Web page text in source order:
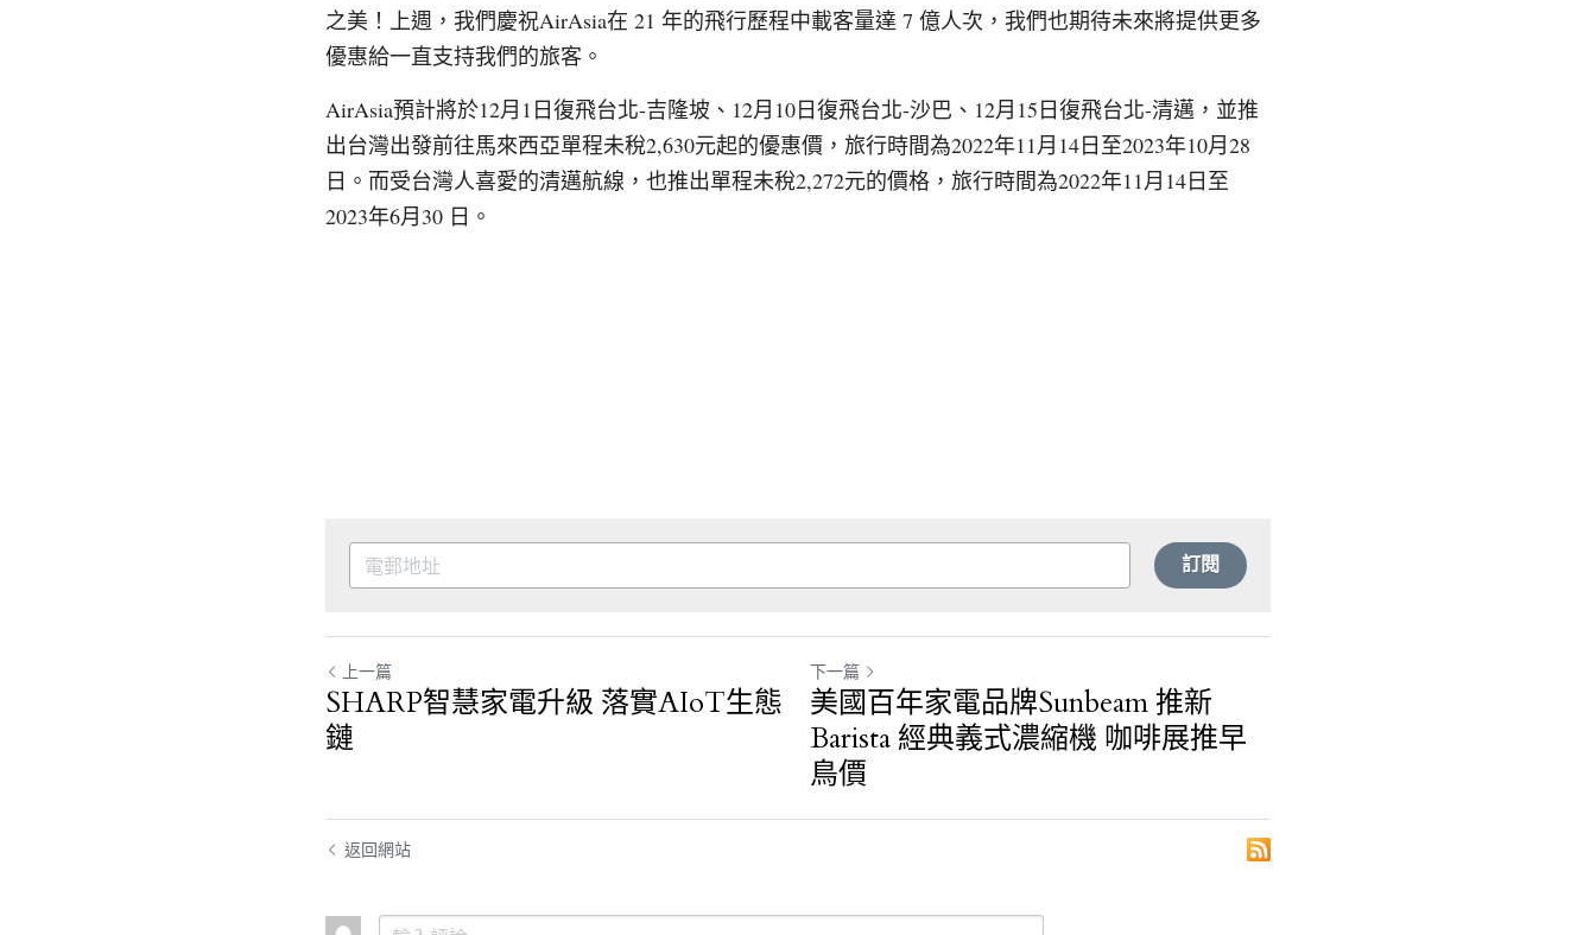
之美！上週，我們慶祝AirAsia在 21 年的飛行歷程中載客量達 7 億人次，我們也期待未來將提供更多
優惠給一直支持我們的旅客。
AirAsia預計將於12月1日復飛台北-吉隆坡、12月10日復飛台北-沙巴、12月15日復飛台北-清邁，並推
出台灣出發前往馬來西亞單程未稅2,630元起的優惠價，旅行時間為2022年11月14日至2023年10月28
日。而受台灣人喜愛的清邁航線，也推出單程未稅2,272元的價格，旅行時間為2022年11月14日至
2023年6月30 日。
訂閱
上一篇
SHARP智慧家電升級 落實AIoT生態
鏈
下一篇
美國百年家電品牌Sunbeam 推新
Barista 經典義式濃縮機 咖啡展推早
鳥價
返回網站